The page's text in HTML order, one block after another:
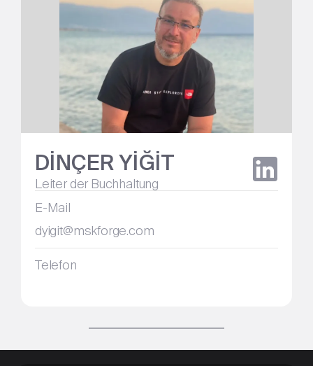
DİNÇER YİĞİT
Leiter der Buchhaltung
E-Mail
dyigit@mskforge.com
Telefon